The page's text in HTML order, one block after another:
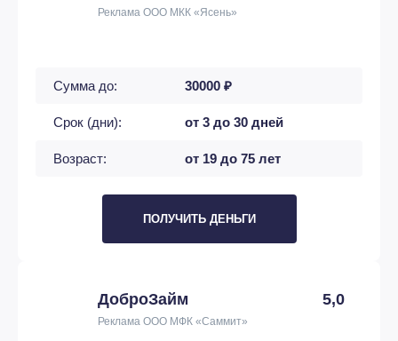
Реклама ООО МКК «Ясень»
Сумма до: 30000 ₽
Срок (дни): от 3 до 30 дней
Возраст: от 19 до 75 лет
ПОЛУЧИТЬ ДЕНЬГИ
ДоброЗайм 5,0
Реклама ООО МФК «Саммит»